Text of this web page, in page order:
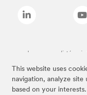
This website uses
navigation, analyze site
based on your interests.
Les marques listées ci-